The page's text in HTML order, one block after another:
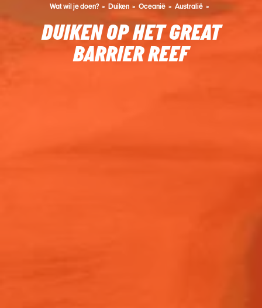
Wat wil je doen? Duiken Oceanië Australië
DUIKEN OP HET GREAT
BARRIER REEF